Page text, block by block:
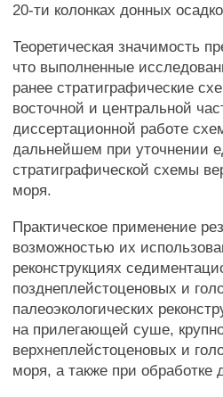
20-ти колонках донных
Теоретическая значимость
что выполненные
ранее стратиграфические
восточной и центральной
диссертационной работе
дальнейшем при уточнении
стратиграфической схемы
моря.
Практическое применение
возможностью их
реконструкциях
позднеплейстоценовых и
палеоэкологических
на прилегающей суше,
верхнеплейстоценовых и
моря, а также при обработке